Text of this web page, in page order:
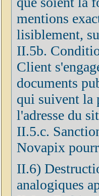
mentions
lisiblement,
II.5b.
Client
documents
qui suivent la
l'adresse du
II.5.c.
Novapix
II.6)
analogiques